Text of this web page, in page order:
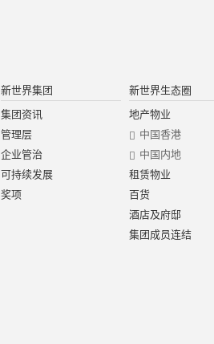
新世界集团
集团资讯
管理层
企业管治
可持续发展
奖项
新世界生态圈
地产物业
中国香港
中国内地
租赁物业
百货
酒店及府邸
集团成员连结